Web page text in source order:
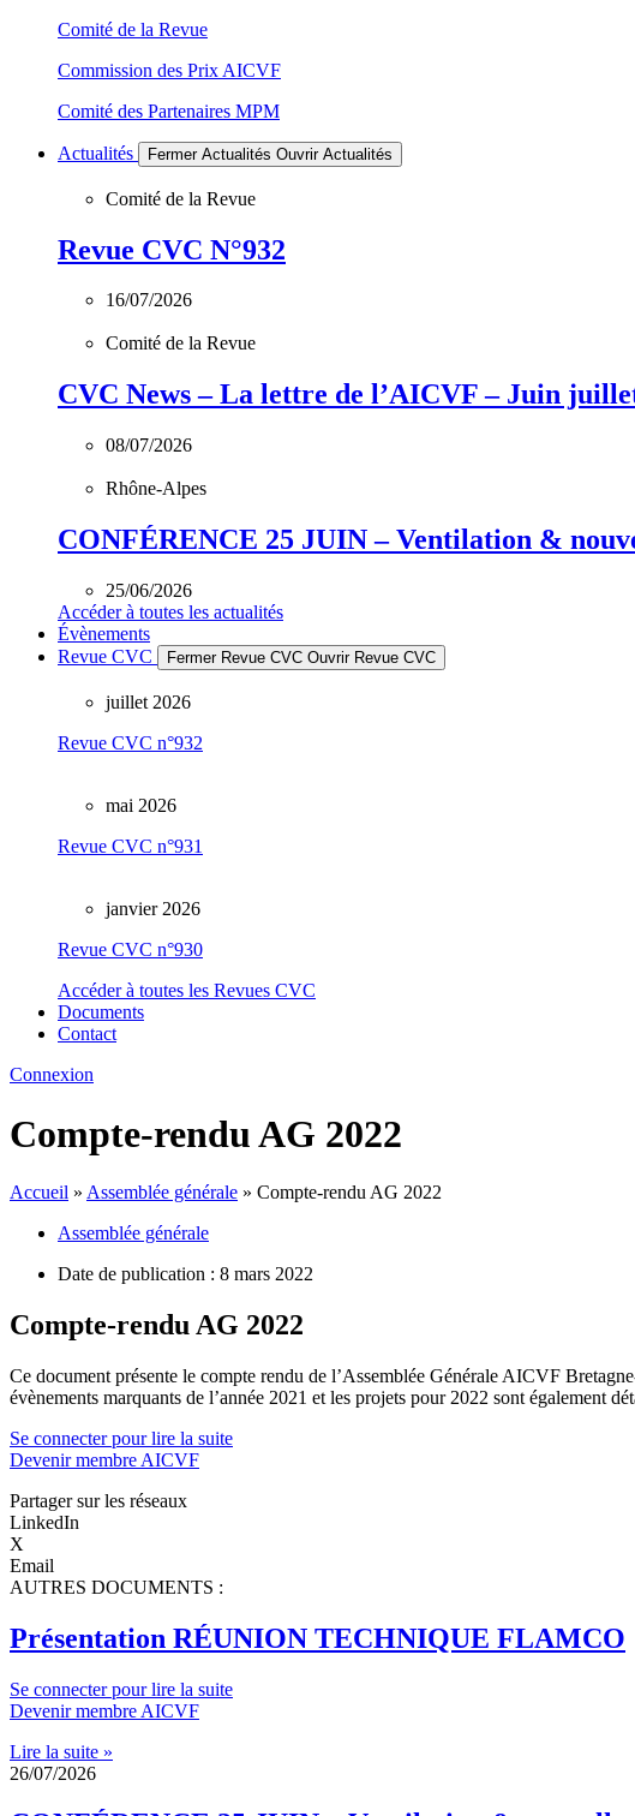
Comité de la Revue
Commission des Prix AICVF
Comité des Partenaires MPM
Actualités Fermer Actualités Ouvrir Actualités
Comité de la Revue
Revue CVC N°932
16/07/2026
Comité de la Revue
CVC News – La lettre de l’AICVF – Juin
08/07/2026
Rhône-Alpes
CONFÉRENCE 25 JUIN – Ventilation &
25/06/2026
Accéder à toutes les actualités
Évènements
Revue CVC
Fermer Revue CVC Ouvrir Revue CVC
juillet 2026
Revue CVC n°932
mai 2026
Revue CVC n°931
janvier 2026
Revue CVC n°930
Accéder à toutes les Revues CVC
Documents
Contact
Connexion
Compte-rendu AG 2022
Accueil » Assemblée générale » Compte-rendu AG 2022
Assemblée générale
Date de publication : 8 mars 2022
Compte-rendu AG 2022
Ce document présente le compte rendu de l’Assemblée Générale AICVF
évènements marquants de l’année 2021 et les projets pour 2022 sont également
Se connecter pour lire la suite
Devenir membre AICVF
Partager sur les réseaux
LinkedIn
X
Email
AUTRES DOCUMENTS :
Présentation RÉUNION TECHNIQUE FLAMCO
Se connecter pour lire la suite
Devenir membre AICVF
Lire la suite »
26/07/2026